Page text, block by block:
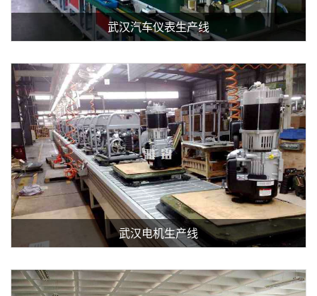
武汉汽车仪表生产线
查看详细介绍
武汉电机生产线
查看详细介绍